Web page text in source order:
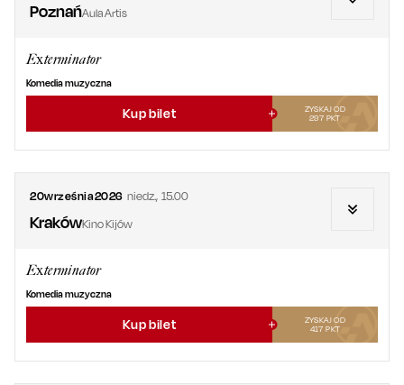
PoznańAula Artis
Exterminator
Komedia muzyczna
Kup bilet
ZYSKAJ OD
297 PKT
20września2026 niedz., 15.00
KrakówKino Kijów
Exterminator
Komedia muzyczna
Kup bilet
ZYSKAJ OD
417 PKT